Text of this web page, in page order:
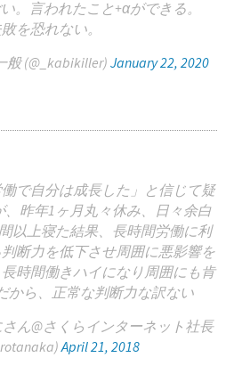
。言われたこと+αができる。
を恐れない。
(@_kabikiller) January 22, 2020
働で自分は成長した」と信じて疑
昨年1ヶ月丸々休み、日々余白
以上寝た結果、長時間労働に利
断力を低下させ周囲に悪影響を
時間働きハイになり周囲にも肯
から、正常な判断力な訳ない
ん@さくらインターネット社長
April 21, 2018